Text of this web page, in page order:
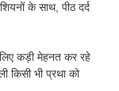
के साथ, पीठ दर्द
कड़ी मेहनत कर रहे
किसी भी प्रथा को